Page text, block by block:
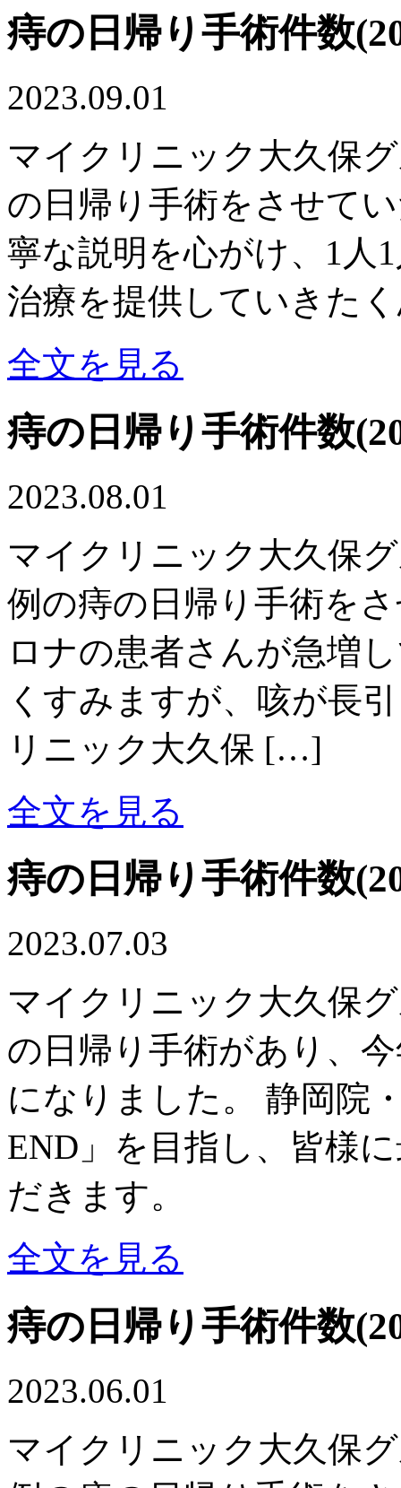
痔の日帰り手術件数
2023.09.01
マイクリニック大久保
の日帰り手術をさせて
寧な説明を心がけ、1人
治療を提供していきた
全文を見る
痔の日帰り手術件数
2023.08.01
マイクリニック大久保
例の痔の日帰り手術を
ロナの患者さんが急増
くすみますが、咳が長
リニック大久保 […]
全文を見る
痔の日帰り手術件数
2023.07.03
マイクリニック大久保
の日帰り手術があり、
になりました。 静岡院
END」を目指し、皆様
だきます。
全文を見る
痔の日帰り手術件数
2023.06.01
マイクリニック大久保